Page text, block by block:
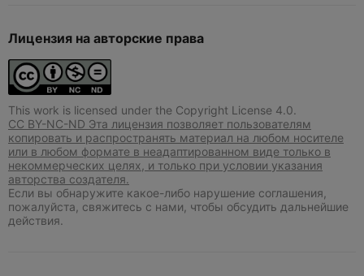
Лицензия на авторские права
This work is licensed under the Copyright License 4.0.
CC BY-NC-ND Эта лицензия позволяет пользователям
копировать и распространять материал на любом носителе
или в любом формате в неадаптированном виде только в
некоммерческих целях, и только при условии указания
авторства создателя.
Если вы обнаружите какое-либо нарушение соглашения,
пожалуйста, свяжитесь с нами, чтобы обсудить дальнейшие
действия.